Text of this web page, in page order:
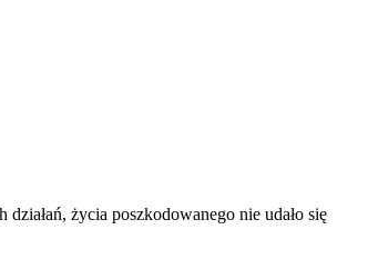
życia poszkodowanego nie udało się